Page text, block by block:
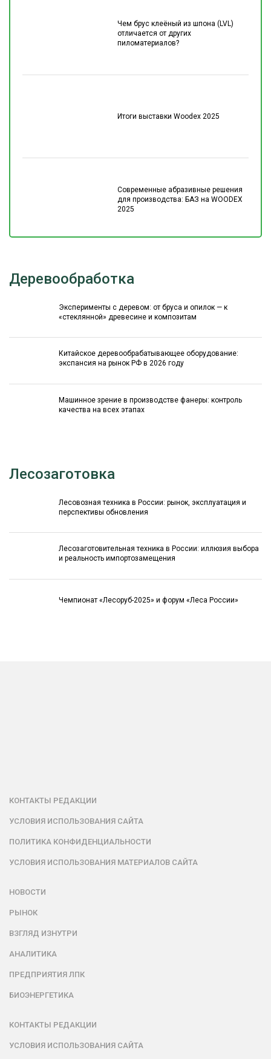
Чем брус клеёный из шпона (LVL)
отличается от других
пиломатериалов?
Итоги выставки Woodex 2025
Современные абразивные решения
для производства: БАЗ на WOODEX
2025
Деревообработка
Эксперименты с деревом: от бруса и опилок — к
«стеклянной» древесине и композитам
Китайское деревообрабатывающее оборудование:
экспансия на рынок РФ в 2026 году
Машинное зрение в производстве фанеры: контроль
качества на всех этапах
Лесозаготовка
Лесовозная техника в России: рынок, эксплуатация и
перспективы обновления
Лесозаготовительная техника в России: иллюзия выбора
и реальность импортозамещения
Чемпионат «Лесоруб-2025» и форум «Леса России»
КОНТАКТЫ РЕДАКЦИИ
УСЛОВИЯ ИСПОЛЬЗОВАНИЯ САЙТА
ПОЛИТИКА КОНФИДЕНЦИАЛЬНОСТИ
УСЛОВИЯ ИСПОЛЬЗОВАНИЯ МАТЕРИАЛОВ САЙТА
НОВОСТИ
РЫНОК
ВЗГЛЯД ИЗНУТРИ
АНАЛИТИКА
ПРЕДПРИЯТИЯ ЛПК
БИОЭНЕРГЕТИКА
КОНТАКТЫ РЕДАКЦИИ
УСЛОВИЯ ИСПОЛЬЗОВАНИЯ САЙТА